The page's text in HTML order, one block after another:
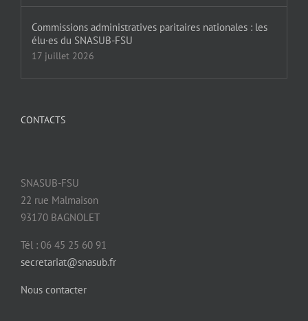
Commissions administratives paritaires nationales : les
élu·es du SNASUB-FSU
17 juillet 2026
CONTACTS
SNASUB-FSU
22 rue Malmaison
93170 BAGNOLET
Tél : 06 45 25 60 91
secretariat@snasub.fr
Nous contacter